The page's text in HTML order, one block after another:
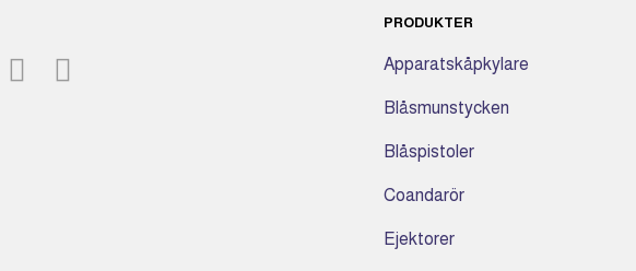
PRODUKTER
Apparatskåpkylare
Blåsmunstycken
Blåspistoler
Coandarör
Ejektorer